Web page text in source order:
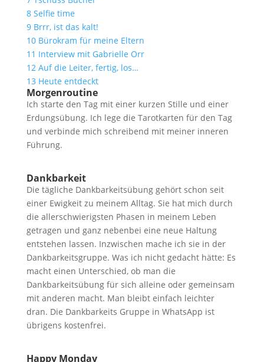
8 Selfie time
9 Brrr, ist das kalt!
10 Bürokram für meine Eltern
11 Interview mit Gabrielle Orr
12 Auf die Leiter, fertig, los…
13 Heute entdeckt
Morgenroutine
Ich starte den Tag mit einer kurzen Stille und einer
Erdungsübung. Ich lege die Tarotkarten für den Tag
und verbinde mich schreibend mit meiner inneren
Führung.
Dankbarkeit
Die tägliche Dankbarkeitsübung gehört schon seit
einer Ewigkeit zu meinem Alltag. Sie hat mich durch
die allerschwierigsten Phasen in meinem Leben
getragen und ganz nebenbei eine neue Haltung
entstehen lassen. Inzwischen mache ich sie in der
Dankbarkeitsgruppe. Was ich nicht gedacht hätte: Es
macht einen Unterschied, ob man die
Dankbarkeitsübung für sich alleine oder gemeinsam
mit anderen macht. Man bleibt einfach leichter
dran. Die Dankbarkeits Gruppe in WhatsApp ist
übrigens kostenfrei.
Happy Monday